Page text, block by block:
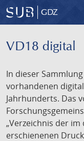
GDZ
VD18 digital
In dieser
vorhandenen
Jahrhunderts. Das
„Verzeichnis der
erschienenen